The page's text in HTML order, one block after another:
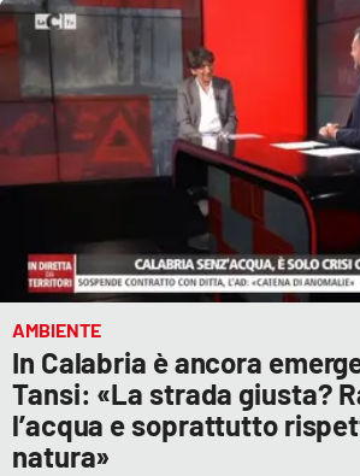
AMBIENTE
In Calabria è ancora
Tansi: «La strada giusta?
l’acqua e soprattutto
natura»